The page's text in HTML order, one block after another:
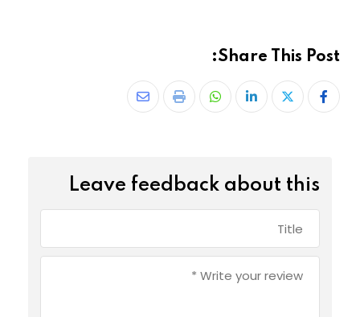
Share This Post:
Leave feedback about this